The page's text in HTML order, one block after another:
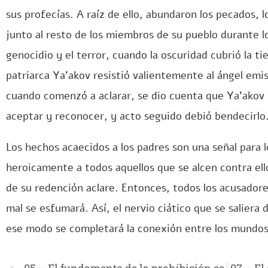
sus profecías. A raíz de ello, abundaron los pecados,
junto al resto de los miembros de su pueblo durante
genocidio y el terror, cuando la oscuridad cubrió la
patriarca Ya’akov resistió valientemente al ángel
cuando comenzó a aclarar, se dio cuenta que
aceptar y reconocer, y acto seguido debió
Los hechos acaecidos a los padres son una señal
heroicamente a todos aquellos que se alcen contra
de su redención aclare. Entonces, todos los
mal se esfumará. Así, el nervio ciático que se saliera
ese modo se completará la conexión entre los